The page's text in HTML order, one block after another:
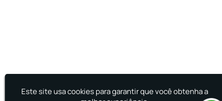
Este site usa cookies para garantir que você obtenha a